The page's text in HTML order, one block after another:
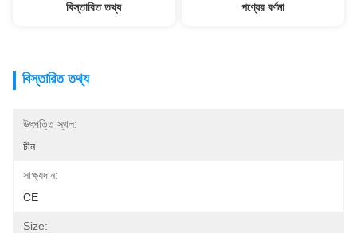
বিস্তারিত তথ্য পণ্যের বর্ণনা
বিস্তারিত তথ্য
উৎপত্তি স্থল:
চীন
সাক্ষ্যদান:
CE
Size: